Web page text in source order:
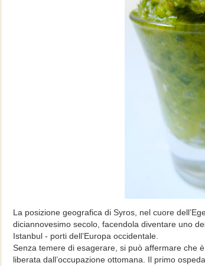
La posizione geografica di Syros, nel cuore
diciannovesimo secolo, facendola diventare uno
Istanbul - porti dell’Europa occidentale.
Senza temere di esagerare, si può affermare che
liberata dall’occupazione ottomana. Il primo